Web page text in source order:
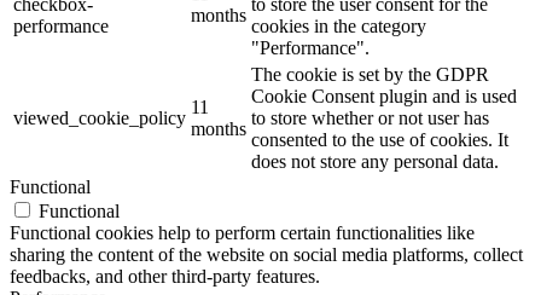
checkbox-
performance
months
to store the user consent for the
cookies in the category
"Performance".
viewed_cookie_policy
11
months
The cookie is set by the GDPR
Cookie Consent plugin and is used
to store whether or not user has
consented to the use of cookies. It
does not store any personal data.
Functional
Functional
Functional cookies help to perform certain functionalities like
sharing the content of the website on social media platforms, collect
feedbacks, and other third-party features.